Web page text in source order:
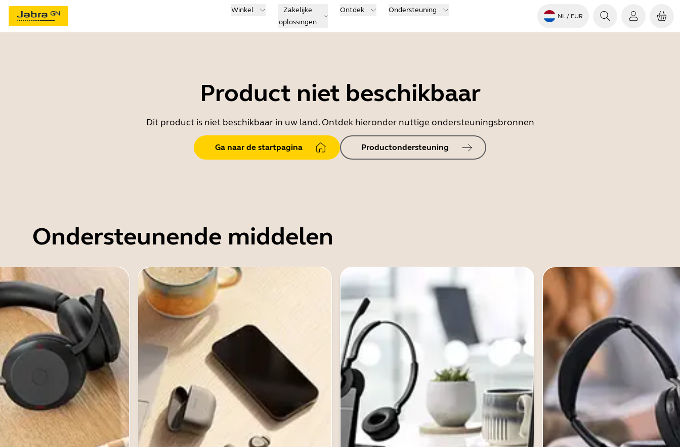
Winkel
Zakelijke
oplossingen
Ontdek Ondersteuning
NL / EUR
Product niet beschikbaar
Dit product is niet beschikbaar in uw land. Ontdek hieronder nuttige ondersteuningsbronnen
Ga naar de startpagina Productondersteuning
Ondersteunende middelen